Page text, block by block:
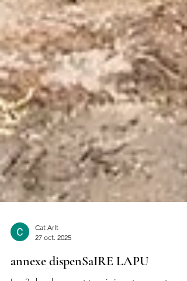
Cat Arlt
27 oct. 2025